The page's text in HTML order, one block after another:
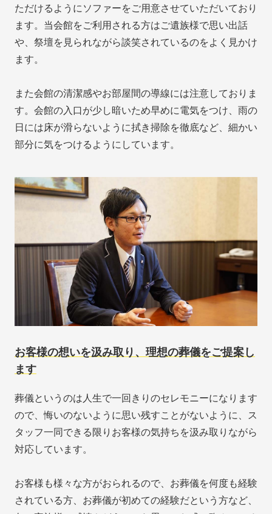
ただけるようにソファーをご用意させていただいており
ます。当会館をご利用される方はご遺族様で思い出話
や、祭壇を見られながら談笑されているのをよく見かけ
ます。
また会館の清潔感やお部屋間の導線には注意しておりま
す。会館の入口が少し暗いため早めに電気をつけ、雨の
日には床が滑らないように拭き掃除を徹底など、細かい
部分に気をつけるようにしています。
お客様の想いを汲み取り、理想の葬儀をご提案し
ます
葬儀というのは人生で一回きりのセレモニーになります
ので、悔いのないように思い残すことがないように、ス
タッフ一同できる限りお客様の気持ちを汲み取りながら
対応しています。
お客様も様々な方がおられるので、お葬儀を何度も経験
されている方、お葬儀が初めての経験だという方など、